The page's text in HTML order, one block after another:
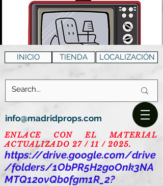
INICIO TIENDA LOCALIZACIÓN
info@madridprops.com
ENLACE CON EL MATERIAL
ACTUALIZADO 27 / 11 / 2025.
https://drive.google.com/drive
/folders/1ObPR5H2goOnk3NA
MTQ12ovQb0fgm1R_2?